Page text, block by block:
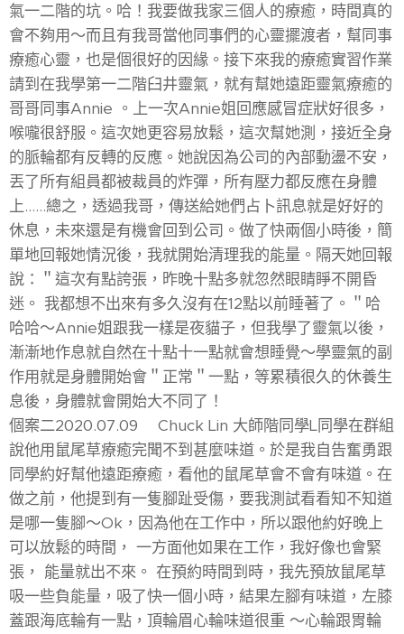
氣一二階的坑。哈！我要做我家三個人的療癒，時間真的
會不夠用～而且有我哥當他同事們的心靈擺渡者，幫同事
療癒心靈，也是個很好的因緣。接下來我的療癒實習作業
請到在我學第一二階臼井靈氣，就有幫她遠距靈氣療癒的
哥哥同事Annie 。上一次Annie姐回應感冒症狀好很多，
喉嚨很舒服。這次她更容易放鬆，這次幫她測，接近全身
的脈輪都有反轉的反應。她說因為公司的內部動盪不安，
丟了所有組員都被裁員的炸彈，所有壓力都反應在身體
上……總之，透過我哥，傳送給她們占卜訊息就是好好的
休息，未來還是有機會回到公司。做了快兩個小時後，簡
單地回報她情況後，我就開始清理我的能量。隔天她回報
說：＂這次有點誇張，昨晚十點多就忽然眼睛睜不開昏
迷。 我都想不出來有多久沒有在12點以前睡著了。＂哈
哈哈～Annie姐跟我一樣是夜貓子，但我學了靈氣以後，
漸漸地作息就自然在十點十一點就會想睡覺～學靈氣的副
作用就是身體開始會＂正常＂一點，等累積很久的休養生
息後，身體就會開始大不同了！
個案二2020.07.09 Chuck Lin 大師階同學L同學在群組
說他用鼠尾草療癒完聞不到甚麼味道。於是我自告奮勇跟
同學約好幫他遠距療癒，看他的鼠尾草會不會有味道。在
做之前，他提到有一隻腳趾受傷，要我測試看看知不知道
是哪一隻腳～Ok，因為他在工作中，所以跟他約好晚上
可以放鬆的時間， 一方面他如果在工作，我好像也會緊
張， 能量就出不來。 在預約時間到時，我先預放鼠尾草
吸一些負能量，吸了快一個小時，結果左腳有味道，左膝
蓋跟海底輪有一點，頂輪眉心輪味道很重 ～心輪跟胃輪